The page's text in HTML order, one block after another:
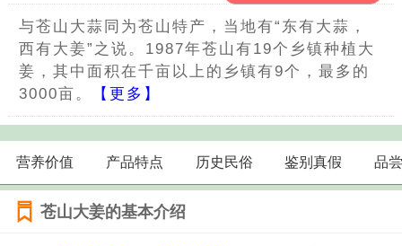
与苍山大蒜同为苍山特产，当地有“东有大蒜，
西有大姜”之说。1987年苍山有19个乡镇种植大
姜，其中面积在千亩以上的乡镇有9个，最多的
3000亩。
【更多】
营养价值 产品特点 历史民俗 鉴别真假 品
苍山大姜的基本介绍